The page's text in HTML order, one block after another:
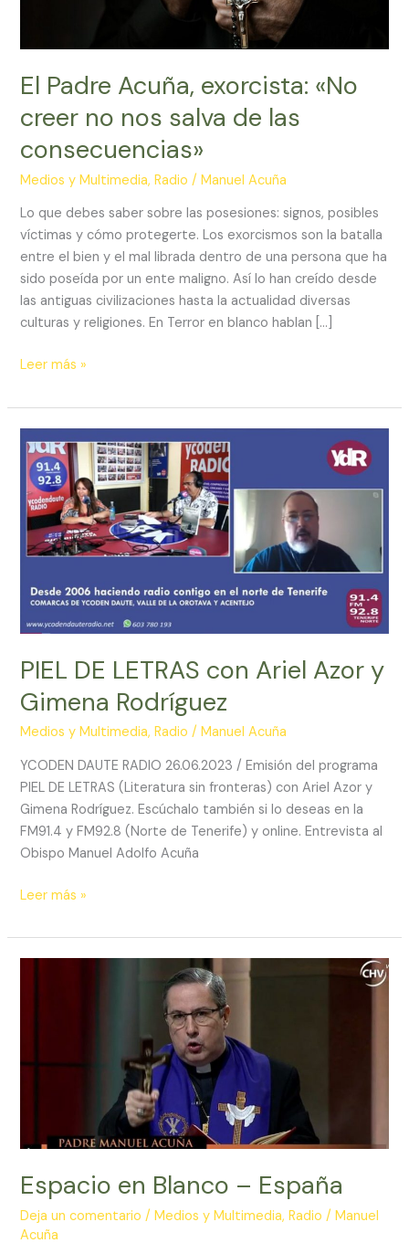
El Padre Acuña, exorcista: «No
creer no nos salva de las
consecuencias»
Medios y Multimedia,Radio /Manuel Acuña
Lo que debes saber sobre las posesiones: signos, posibles
víctimas y cómo protegerte. Los exorcismos son la batalla
entre el bien y el mal librada dentro de una persona que ha
sido poseída por un ente maligno. Así lo han creído desde
las antiguas civilizaciones hasta la actualidad diversas
culturas y religiones. En Terror en blanco hablan […]
El
Acuña,
exorcista:
«No
creer
no
nos
salva
de
las
consecuencias»
Leer más »
PIEL DE LETRAS con Ariel Azor y
Gimena Rodríguez
Medios y Multimedia,Radio /Manuel Acuña
YCODEN DAUTE RADIO 26.06.2023 / Emisión del programa
PIEL DE LETRAS (Literatura sin fronteras) con Ariel Azor y
Gimena Rodríguez. Escúchalo también si lo deseas en la
FM91.4 y FM92.8 (Norte de Tenerife) y online. Entrevista al
Obispo Manuel Adolfo Acuña
PIEL
LETRAS
con
Rodríguez
Leer más »
Espacio en Blanco – España
Deja un comentario /Medios y Multimedia,Radio /Manuel
Acuña